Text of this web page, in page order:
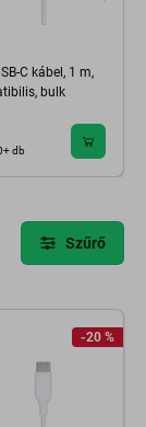
C kábel, 1 m,
bulk
db
Szűrő
-20 %